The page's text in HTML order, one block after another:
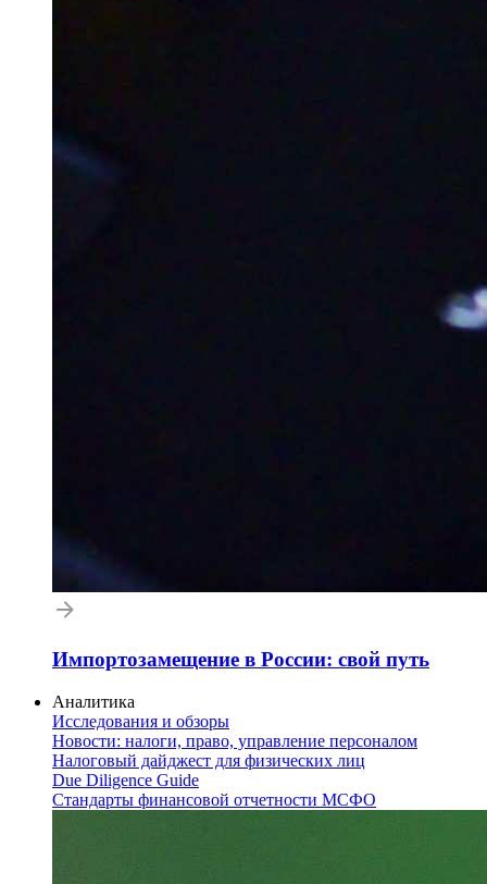
Импортозамещение в России: свой путь
Аналитика
Исследования и обзоры
Новости: налоги, право, управление персоналом
Налоговый дайджест для физических лиц
Due Diligence Guide
Стандарты финансовой отчетности МСФО